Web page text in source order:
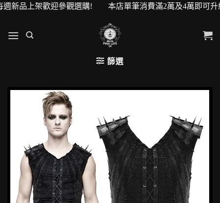
架歡迎參觀選購! 本店單筆消費滿2萬及4萬即可升級VIP
篩選